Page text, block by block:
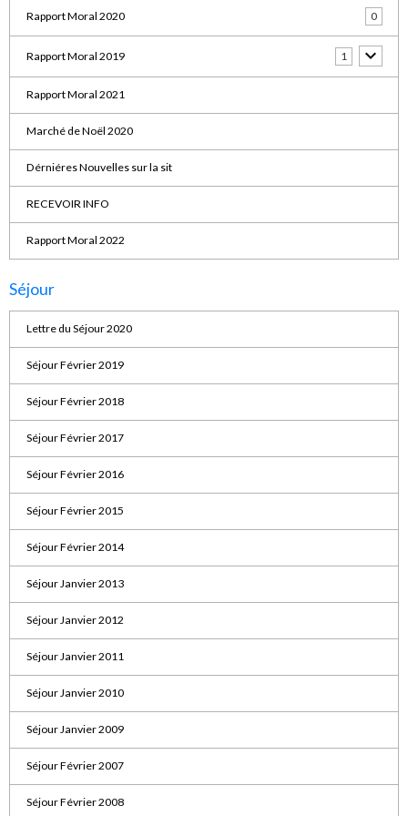
Rapport Moral 2020 0
Rapport Moral 2019 1
Rapport Moral 2021
Marché de Noël 2020
Dérniéres Nouvelles sur la sit
RECEVOIR INFO
Rapport Moral 2022
Séjour
Lettre du Séjour 2020
Séjour Février 2019
Séjour Février 2018
Séjour Février 2017
Séjour Février 2016
Séjour Février 2015
Séjour Février 2014
Séjour Janvier 2013
Séjour Janvier 2012
Séjour Janvier 2011
Séjour Janvier 2010
Séjour Janvier 2009
Séjour Février 2007
Séjour Février 2008